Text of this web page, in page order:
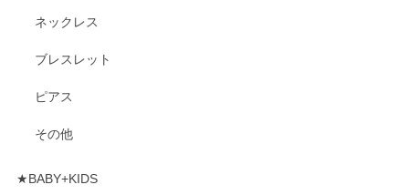
ネックレス
ブレスレット
ピアス
その他
★BABY+KIDS